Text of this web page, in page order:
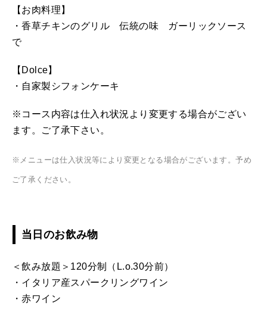
【お肉料理】
・香草チキンのグリル 伝統の味 ガーリックソース
で
【Dolce】
・自家製シフォンケーキ
※コース内容は仕入れ状況より変更する場合がござい
ます。ご了承下さい。
※メニューは仕入状況等により変更となる場合がございます。予め
ご了承ください。
当日のお飲み物
＜飲み放題＞120分制（L.o.30分前）
・イタリア産スパークリングワイン
・赤ワイン